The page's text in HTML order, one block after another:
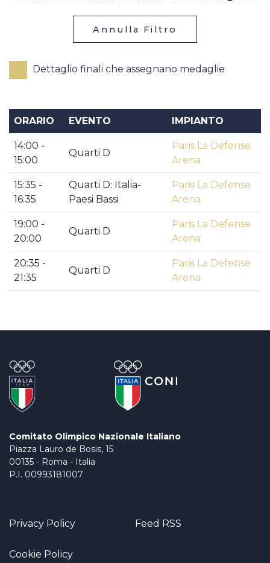
Annulla Filtro
Dettaglio finali che assegnano medaglie
ORARIO EVENTO IMPIANTO
14:00 -
15:00
Quarti D
Paris La Defense
Arena
15:35 -
16:35
Quarti D: Italia-
Paesi Bassi
Paris La Defense
Arena
19:00 -
20:00
Quarti D
Paris La Defense
Arena
20:35 -
21:35
Quarti D
Paris La Defense
Arena
Comitato Olimpico Nazionale Italiano
Piazza Lauro de Bosis, 15
00135 - Roma - Italia
P.I. 00993181007
Privacy Policy Feed RSS
Cookie Policy